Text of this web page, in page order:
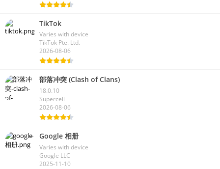
TikTok
Varies with device
TikTok Pte. Ltd.
2026-08-06
部落冲突 (Clash of Clans)
18.0.10
Supercell
2026-08-06
Google 相册
Varies with device
Google LLC
2025-11-10